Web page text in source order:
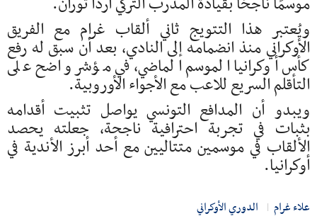
ويُعتبر هذا التتويج ثاني ألقاب غرام مع الفريق
الأوكراني منذ انضمامه إلى النادي، بعد أن سبق له رفع
كأس أوكرانيا الموسم الماضي، في مؤشر واضح على
التأقلم السريع للاعب مع الأجواء الأوروبية.
ويبدو أن المدافع التونسي يواصل تثبيت أقدامه
بثبات في تجربة احترافية ناجحة، جعلته يحصد
الألقاب في موسمين متتاليين مع أحد أبرز الأندية في
أوكرانيا.
علاء غرام الدوري الأوكراني